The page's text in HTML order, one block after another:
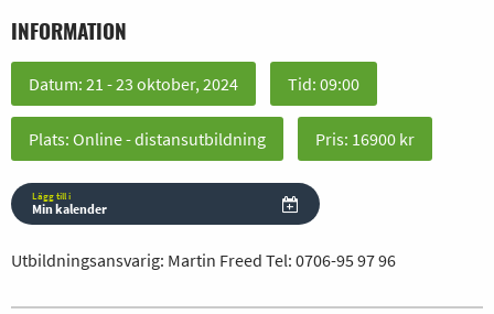
INFORMATION
Datum: 21 - 23 oktober, 2024 Tid: 09:00
Plats: Online - distansutbildning Pris: 16900 kr
Lägg till i
Min kalender
Utbildningsansvarig: Martin Freed Tel: 0706-95 97 96